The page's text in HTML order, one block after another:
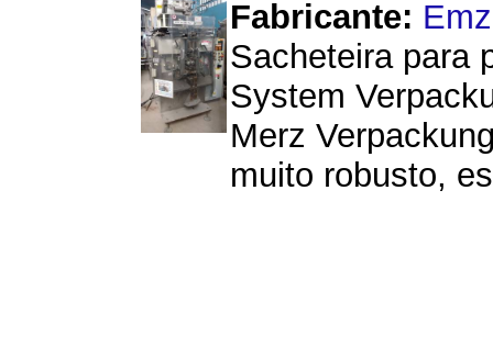
Fabricante:
Sacheteira para
System
Merz
muito robusto,